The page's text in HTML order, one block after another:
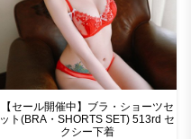
【セール開催中】ブラ・ショーツセ
ット(BRA・SHORTS SET) 513rd セ
クシー下着